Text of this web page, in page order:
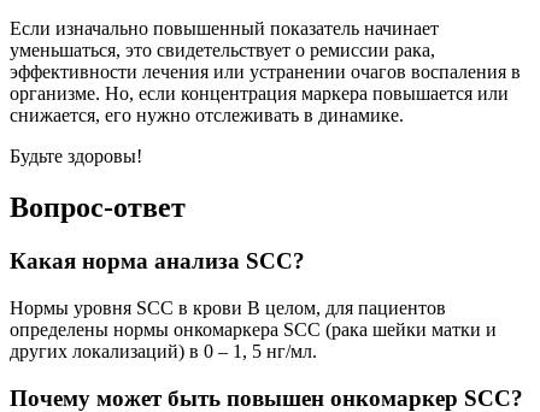
Если изначально повышенный показатель начинает
уменьшаться, это свидетельствует о ремиссии рака,
эффективности лечения или устранении очагов воспаления в
организме. Но, если концентрация маркера повышается или
снижается, его нужно отслеживать в динамике.
Будьте здоровы!
Вопрос-ответ
Какая норма анализа SCC?
Нормы уровня SCC в крови В целом, для пациентов
определены нормы онкомаркера SCC (рака шейки матки и
других локализаций) в 0 – 1, 5 нг/мл.
Почему может быть повышен онкомаркер SCC?